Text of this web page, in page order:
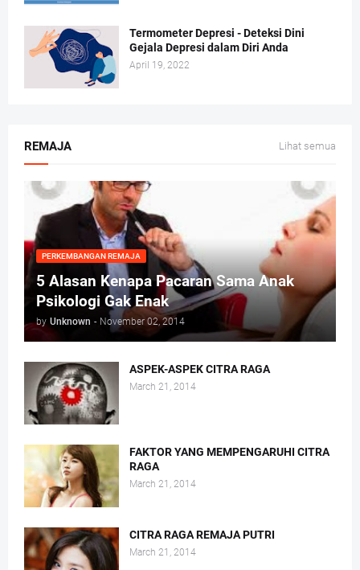
Termometer Depresi - Deteksi Dini
Gejala Depresi dalam Diri Anda
April 19, 2022
REMAJA Lihat semua
PERKEMBANGAN REMAJA
5 Alasan Kenapa Pacaran Sama Anak
Psikologi Gak Enak
by Unknown - November 02, 2014
ASPEK-ASPEK CITRA RAGA
March 21, 2014
FAKTOR YANG MEMPENGARUHI CITRA
RAGA
March 21, 2014
CITRA RAGA REMAJA PUTRI
March 21, 2014